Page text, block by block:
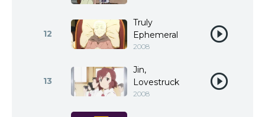
12
Truly
Ephemeral
2008
13
Jin,
Lovestruck
2008